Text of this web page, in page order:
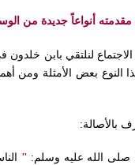
لنلتقي بابن
بعض الأمثلة ومن
بالأصالة:
صلى الله عليه وسلم‏: "